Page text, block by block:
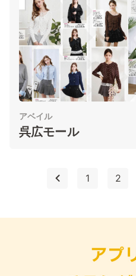
アベイル
呉広モール
1 2